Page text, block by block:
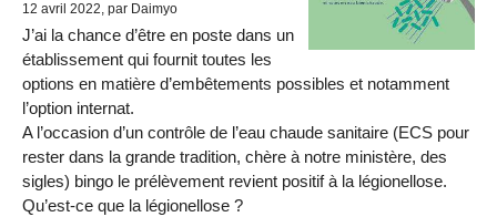
12 avril 2022, par Daimyo
J’ai la chance d’être en poste dans un
établissement qui fournit toutes les
options en matière d’embêtements possibles et notamment
l’option internat.
A l’occasion d’un contrôle de l’eau chaude sanitaire (ECS pour
rester dans la grande tradition, chère à notre ministère, des
sigles) bingo le prélèvement revient positif à la légionellose.
Qu’est-ce que la légionellose ?